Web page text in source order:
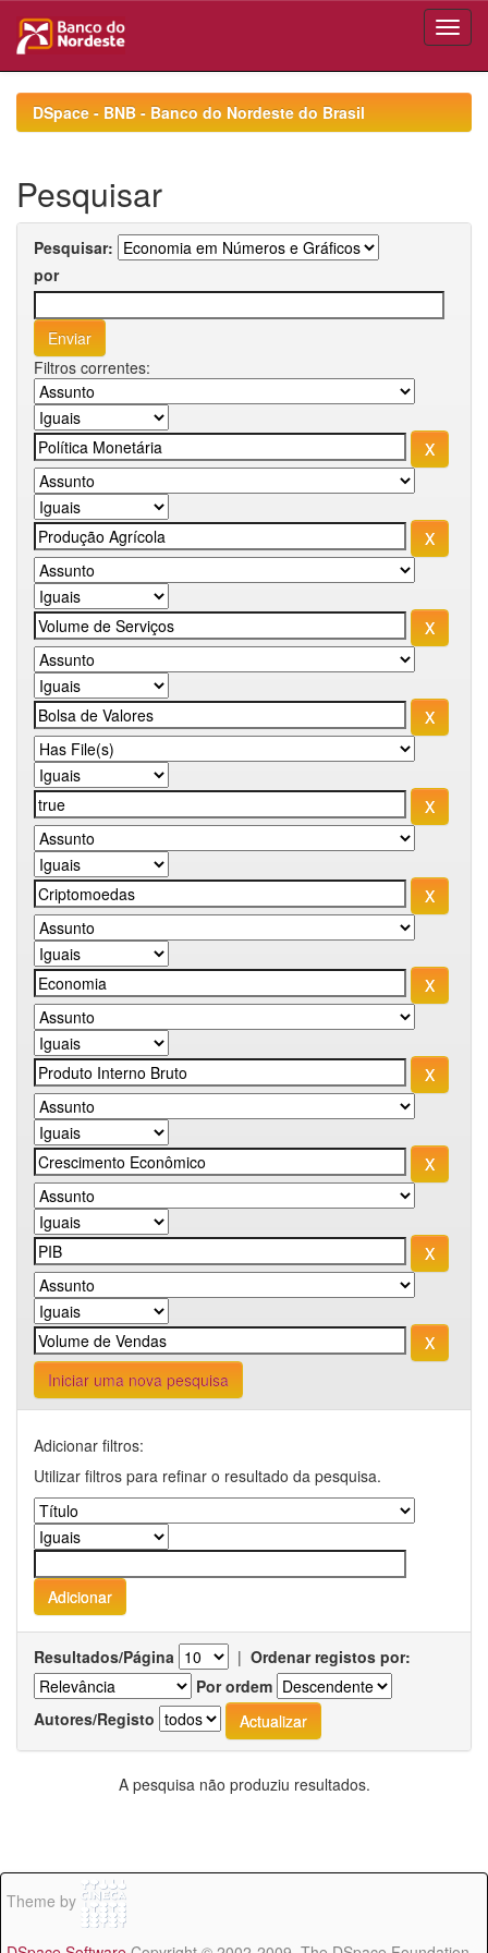
navigationDSpace - BNB - Banco do Nordeste do Brasil
Pesquisar
Pesquisar:
por
Filtros correntes:
Iniciar uma nova pesquisa
Adicionar filtros:
Utilizar filtros para refinar o resultado da pesquisa.
Resultados/Página | Ordenar registos por:
Por ordem
Autores/Registo
A pesquisa não produziu resultados.
Theme by